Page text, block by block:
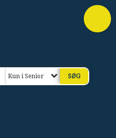
Kun i Senior